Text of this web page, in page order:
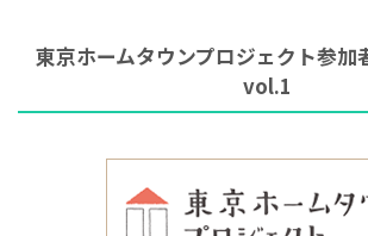
東京ホームタウンプロジェクト参加
vol.1